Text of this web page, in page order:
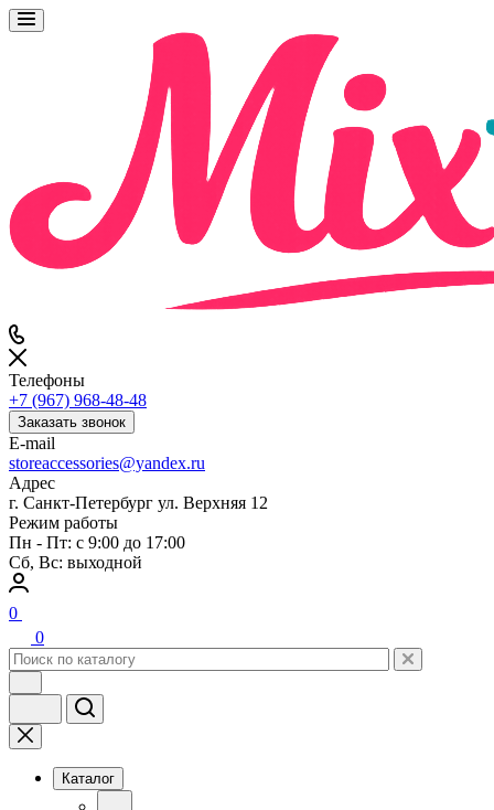
Телефоны
+7 (967) 968-48-48
Заказать звонок
E-mail
storeaccessories@yandex.ru
Адрес
г. Санкт-Петербург ул. Верхняя 12
Режим работы
Пн - Пт: с 9:00 до 17:00
Сб, Вс: выходной
0
0
Каталог